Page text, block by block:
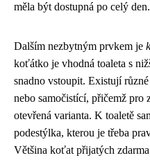
měla být dostupná po celý den.
Dalším nezbytným prvkem je
koťátko je vhodná toaleta s
snadno vstoupit. Existují
nebo samočistící, přičemž pro
otevřená varianta. K toaletě
podestýlka, kterou je třeba
Většina koťat přijatých